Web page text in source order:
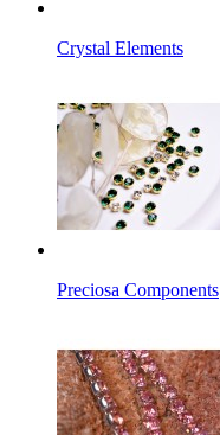
Crystal Elements
Preciosa Components